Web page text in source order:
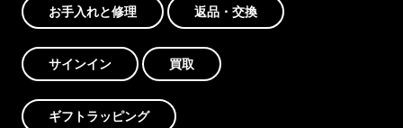
お手入れと修理 返品・交換
サインイン 買取
ギフトラッピング